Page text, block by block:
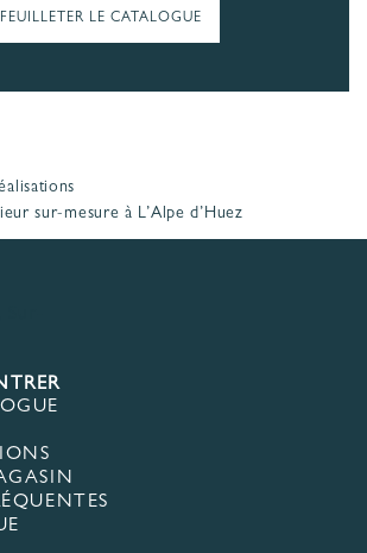
FEUILLETER LE CATALOGUE
sur-mesure à L’Alpe d’Huez